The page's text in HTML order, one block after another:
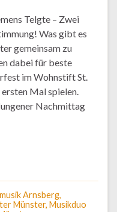
Telgte – Zwei
Was gibt es
gemeinsam zu
dabei für beste
im Wohnstift St.
Mal spielen.
Nachmittag
Arnsberg,
Münster, Musikduo